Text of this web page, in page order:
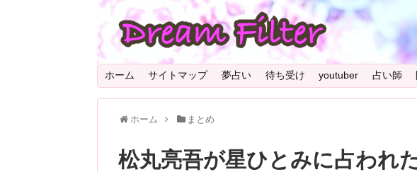
ホーム サイトマップ 夢占い 待ち受け youtuber 占い師
ホーム まとめ
松丸亮吾が星ひとみに占われ